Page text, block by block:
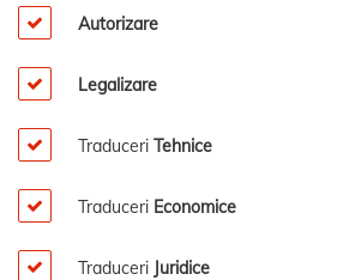
Autorizare
Legalizare
Traduceri Tehnice
Traduceri Economice
Traduceri Juridice